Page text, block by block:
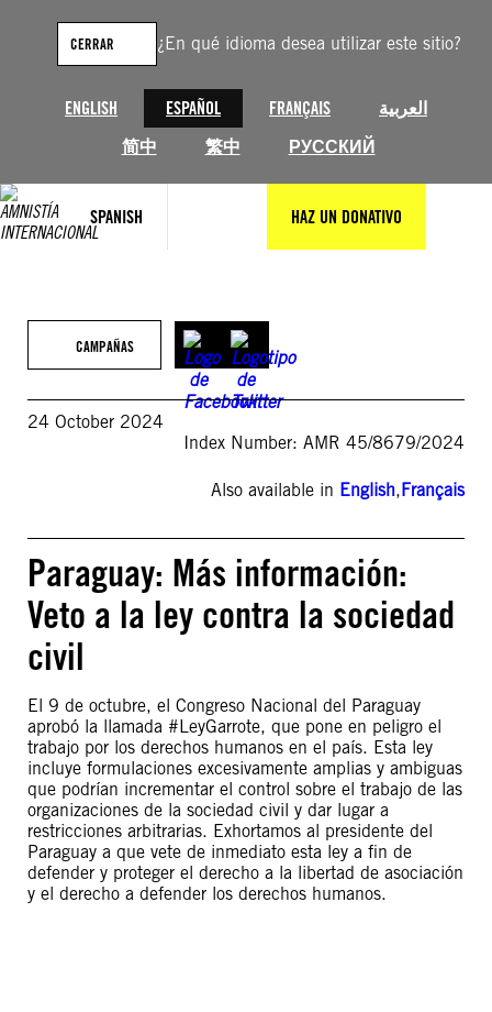
¿En qué idioma desea utilizar este sitio?
ENGLISH ESPAÑOL FRANÇAIS
العربية
简中
繁中 РУССКИЙ
CERRAR
SPANISH HAZ UN DONATIVO
contenido
CAMPAÑAS
24 October 2024
Index Number: AMR 45/8679/2024
Also available in English,Français
Paraguay: Más información:
Veto a la ley contra la sociedad
civil
El 9 de octubre, el Congreso Nacional del Paraguay
aprobó la llamada #LeyGarrote, que pone en peligro el
trabajo por los derechos humanos en el país. Esta ley
incluye formulaciones excesivamente amplias y ambiguas
que podrían incrementar el control sobre el trabajo de las
organizaciones de la sociedad civil y dar lugar a
restricciones arbitrarias. Exhortamos al presidente del
Paraguay a que vete de inmediato esta ley a fin de
defender y proteger el derecho a la libertad de asociación
y el derecho a defender los derechos humanos.